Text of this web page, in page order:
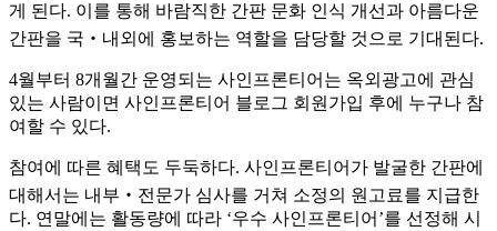
게 된다. 이를 통해 바람직한 간판 문화 인식 개선과 아름다운
간판을 국‧내외에 홍보하는 역할을 담당할 것으로 기대된다.
4월부터 8개월간 운영되는 사인프론티어는 옥외광고에 관심
있는 사람이면 사인프론티어 블로그 회원가입 후에 누구나 참
여할 수 있다.
참여에 따른 혜택도 두둑하다. 사인프론티어가 발굴한 간판에
대해서는 내부‧전문가 심사를 거쳐 소정의 원고료를 지급한
다. 연말에는 활동량에 따라 ‘우수 사인프론티어’를 선정해 시